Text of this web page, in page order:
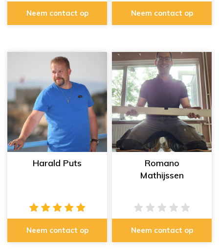
Neem contact op Neem contact op
Harald Puts
Neem contact op
Romano
Mathijssen
Neem contact op